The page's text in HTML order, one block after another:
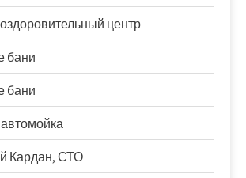
центр
бани
бани
Кардан, СТО